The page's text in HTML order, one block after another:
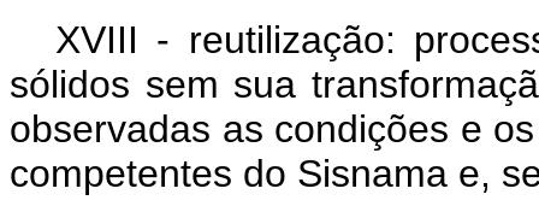
XVIII - reutilização:
sólidos sem sua
observadas as condições e
competentes do Sisnama e,